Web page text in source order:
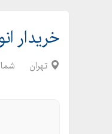
خریدار
تهران